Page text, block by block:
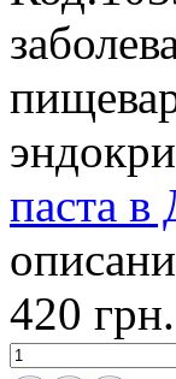
паста в
420 грн.